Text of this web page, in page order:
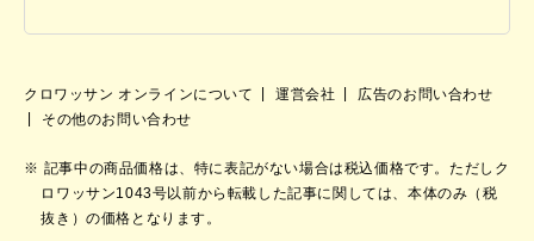
クロワッサン オンラインについて 運営会社
広告のお問い合わせ
その他のお問い合わせ
記事中の商品価格は、特に表記がない場合は税込価格です。ただしク
ロワッサン1043号以前から転載した記事に関しては、本体のみ（税
抜き）の価格となります。